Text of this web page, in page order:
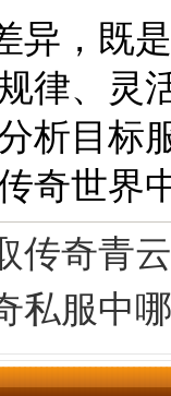
异，既
律、灵
析目标
奇世界
传奇青
私服中